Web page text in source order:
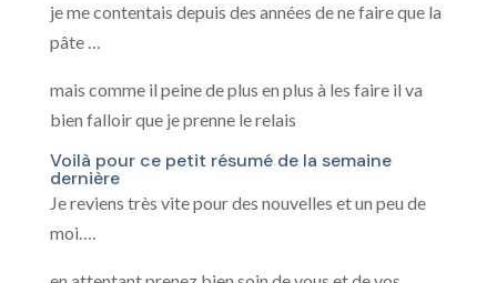
je me contentais depuis des années de ne faire que la
pâte …
mais comme il peine de plus en plus à les faire il va
bien falloir que je prenne le relais
Voilà pour ce petit résumé de la semaine
dernière
Je reviens très vite pour des nouvelles et un peu de
moi….